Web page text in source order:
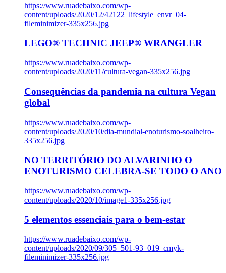
https://www.ruadebaixo.com/wp-
content/uploads/2020/12/42122_lifestyle_envr_04-
fileminimizer-335x256.jpg
LEGO® TECHNIC JEEP® WRANGLER
https://www.ruadebaixo.com/wp-
content/uploads/2020/11/cultura-vegan-335x256.jpg
Consequências da pandemia na cultura Vegan
global
https://www.ruadebaixo.com/wp-
content/uploads/2020/10/dia-mundial-enoturismo-soalheiro-
335x256.jpg
NO TERRITÓRIO DO ALVARINHO O
ENOTURISMO CELEBRA-SE TODO O ANO
https://www.ruadebaixo.com/wp-
content/uploads/2020/10/image1-335x256.jpg
5 elementos essenciais para o bem-estar
https://www.ruadebaixo.com/wp-
content/uploads/2020/09/305_501-93_019_cmyk-
fileminimizer-335x256.jpg